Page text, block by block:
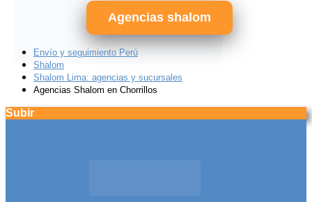
Agencias shalom
Envío y seguimiento Perú
Shalom
Shalom Lima: agencias y sucursales
Agencias Shalom en Chorrillos
Subir